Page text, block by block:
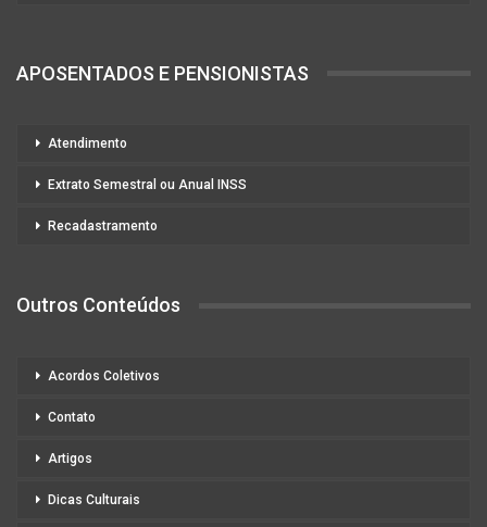
APOSENTADOS E PENSIONISTAS
Atendimento
Extrato Semestral ou Anual INSS
Recadastramento
Outros Conteúdos
Acordos Coletivos
Contato
Artigos
Dicas Culturais